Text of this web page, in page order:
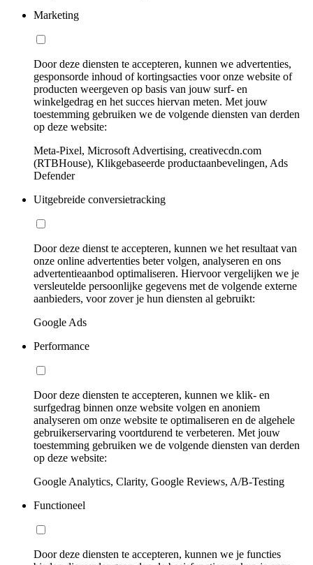
Marketing
Door deze diensten te accepteren, kunnen we advertenties,
gesponsorde inhoud of kortingsacties voor onze website of
producten weergeven op basis van jouw surf- en
winkelgedrag en het succes hiervan meten. Met jouw
toestemming gebruiken we de volgende diensten van derden
op deze website:
Meta-Pixel, Microsoft Advertising, creativecdn.com
(RTBHouse), Klikgebaseerde productaanbevelingen, Ads
Defender
Uitgebreide conversietracking
Door deze dienst te accepteren, kunnen we het resultaat van
onze online advertenties beter volgen, analyseren en ons
advertentieaanbod optimaliseren. Hiervoor vergelijken we je
versleutelde persoonlijke gegevens met de volgende externe
aanbieders, voor zover je hun diensten al gebruikt:
Google Ads
Performance
Door deze diensten te accepteren, kunnen we klik- en
surfgedrag binnen onze website volgen en anoniem
analyseren om onze website te optimaliseren en de algehele
gebruikerservaring voortdurend te verbeteren. Met jouw
toestemming gebruiken we de volgende diensten van derden
op deze website:
Google Analytics, Clarity, Google Reviews, A/B-Testing
Functioneel
Door deze diensten te accepteren, kunnen we je functies